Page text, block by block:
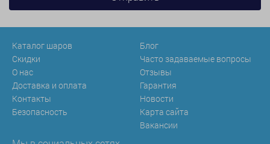
Каталог шаров
Скидки
О нас
Доставка и оплата
Контакты
Безопасность
Блог
Часто задаваемые вопросы
Отзывы
Гарантия
Новости
Карта сайта
Вакансии